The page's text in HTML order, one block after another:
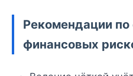
Рекомендации
финансовых